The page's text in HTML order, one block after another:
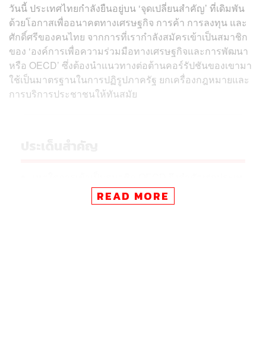
วันนี้ ประเทศไทยกำลังยืนอยู่บน ‘จุดเปลี่ยนสำคัญ’ ที่เดิมพัน
ด้วยโอกาสเพื่ออนาคตทางเศรษฐกิจ การค้า การลงทุน และ
ศักดิ์ศรีของคนไทย จากการที่เรากำลังสมัครเข้าเป็นสมาชิก
ของ ‘องค์การเพื่อความร่วมมือทางเศรษฐกิจและการพัฒนา
หรือ OECD’ ซึ่งต้องนำแนวทางต่อต้านคอร์รัปชันของเขามา
ใช้เป็นมาตรฐานในการปฏิรูปภาครัฐ ยกเครื่องกฎหมายและ
การบริการประชาชนให้ทันสมัย
READ MORE